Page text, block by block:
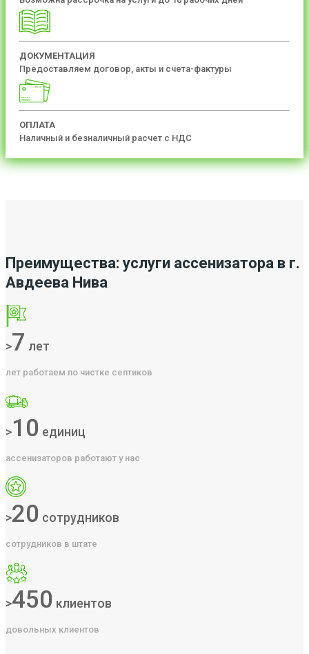
ДОКУМЕНТАЦИЯ
Предоставляем договор, акты и счета-фактуры
ОПЛАТА
Наличный и безналичный расчет с НДС
Преимущества: услуги ассенизатора в г.
Авдеева Нива
>7 лет
лет работаем по чистке септиков
>10 единиц
ассенизаторов работают у нас
>20 сотрудников
сотрудников в штате
>450 клиентов
довольных клиентов